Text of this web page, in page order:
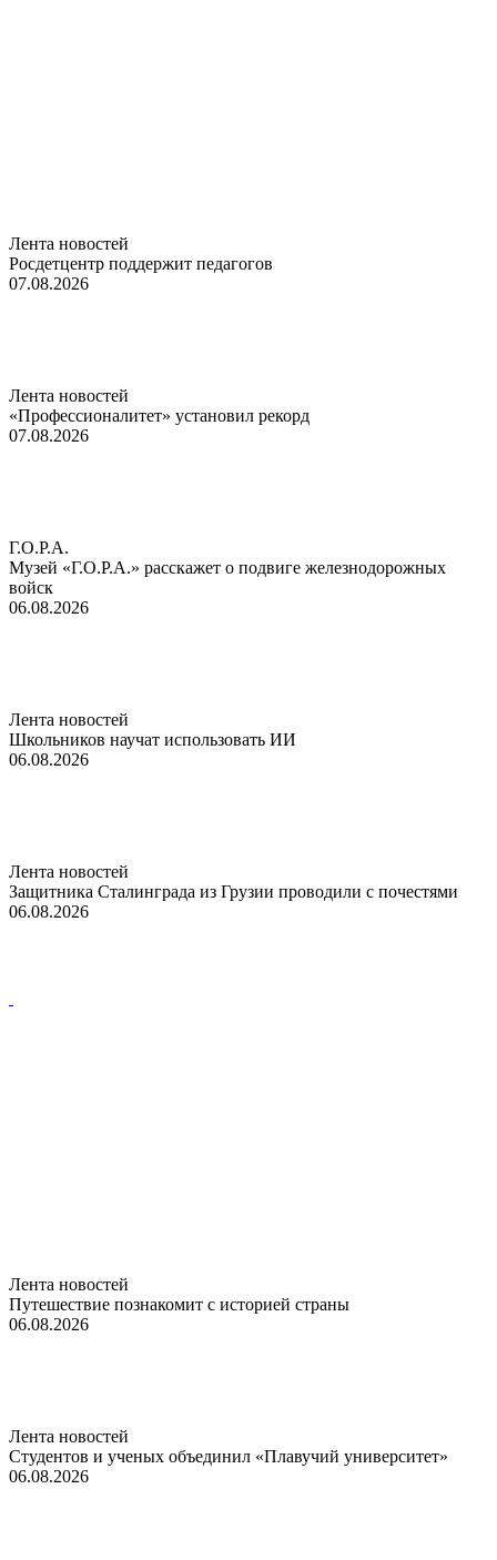
Лента новостей
Росдетцентр поддержит педагогов
07.08.2026
Лента новостей
«Профессионалитет» установил рекорд
07.08.2026
Г.О.Р.А.
Музей «Г.О.Р.А.» расскажет о подвиге железнодорожных
войск
06.08.2026
Лента новостей
Школьников научат использовать ИИ
06.08.2026
Лента новостей
Защитника Сталинграда из Грузии проводили с почестями
06.08.2026
Лента новостей
Путешествие познакомит с историей страны
06.08.2026
Лента новостей
Студентов и ученых объединил «Плавучий университет»
06.08.2026